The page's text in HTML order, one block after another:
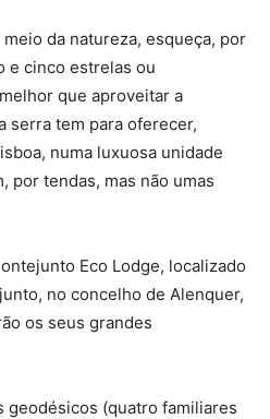
da natureza, esqueça, por
e cinco estrelas ou
que aproveitar a
serra tem para oferecer,
numa luxuosa unidade
por tendas, mas não umas
Eco Lodge, localizado
no concelho de Alenquer,
os seus grandes
geodésicos (quatro familiares